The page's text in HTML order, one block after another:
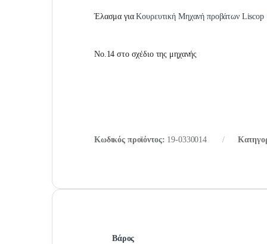
Έλασμα γιαΚουρευτική Μηχανή προβάτων Liscop
No.14 στο σχέδιο της μηχανής
Κωδικός προϊόντος: 19-0330014
Βάρος